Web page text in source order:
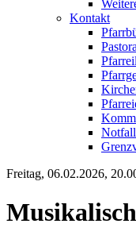
Kontakt
Freitag, 06.02.2026,